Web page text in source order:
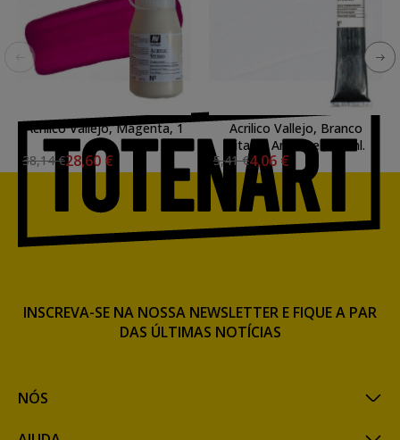
Acrilico Vallejo, Magenta, 1
ltl.
38,14 €28,60 €
Acrilico Vallejo, Branco
Titanio Anatase , 58 ml.
5,41 €4,06 €
NÓS
INSCREVA-SE NA NOSSA NEWSLETTER E FIQUE A PAR
DAS ÚLTIMAS NOTÍCIAS